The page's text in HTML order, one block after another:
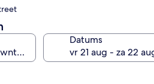
Datums